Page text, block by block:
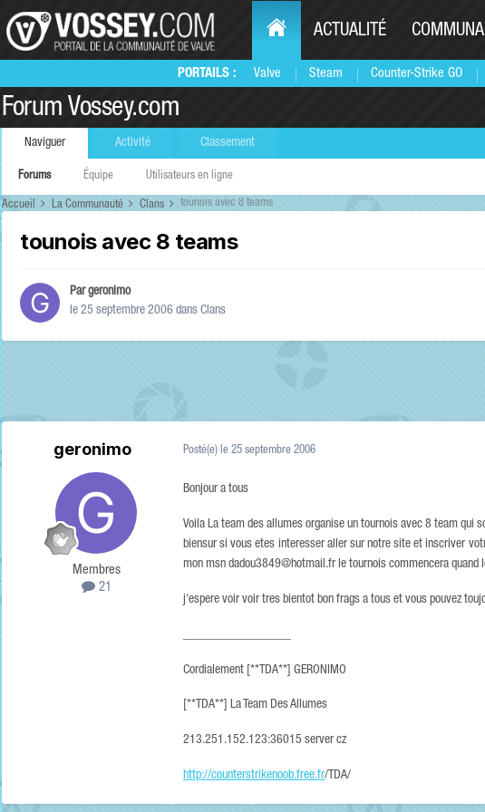
PORTAILS : Valve Steam Counter-Strike GO
ACTUALITÉ
Forum Vossey.com
Naviguer
Forums Équipe Utilisateurs en ligne
Activité Classement
Accueil La Communauté Clans tounois avec 8 teams
tounois avec 8 teams
Pargeronimo
le 25 septembre 2006 dans Clans
geronimo
Membres
21
Posté(e) le 25 septembre 2006
Bonjour a tous
Voila La team des allumes organise un tournois avec 8 team
biensur si vous etes interesser aller sur notre site et inscriver
mon msn dadou3849@hotmail.fr le tournois commencera
j'espere voir voir tres bientot bon frags a tous et vous pouvez
Cordialement [**TDA**] GERONIMO
[**TDA**] La Team Des Allumes
213.251.152.123:36015 server cz
http://counterstrikenoob.free.fr/TDA/